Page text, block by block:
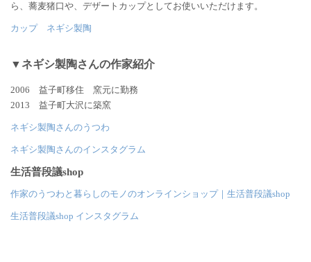
ら、蕎麦猪口や、デザートカップとしてお使いいただけます。
カップ ネギシ製陶
▼ネギシ製陶さんの作家紹介
2006 益子町移住 窯元に勤務
2013 益子町大沢に築窯
ネギシ製陶さんのうつわ
ネギシ製陶さんのインスタグラム
生活普段議shop
作家のうつわと暮らしのモノのオンラインショップ｜生活普段議shop
生活普段議shop インスタグラム